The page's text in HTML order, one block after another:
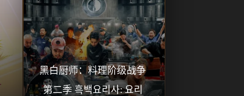
黑白厨师：料理阶级战争
第二季 흑백요리사: 요리